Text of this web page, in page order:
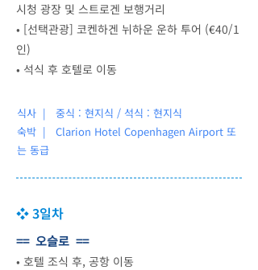
시청 광장 및 스트로겐 보행거리
• [선택관광] 코켄하겐 뉘하운 운하 투어 (€40/1
인)
• 석식 후 호텔로 이동
식사 | 중식 : 현지식 / 석식 : 현지식
숙박 |
Clarion Hotel Copenhagen Airport 또
는 동급
❖ 3일차
== 오슬로 ==
• 호텔 조식 후, 공항 이동